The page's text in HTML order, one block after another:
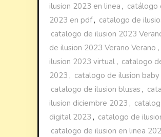
ilusion 2023 en linea , catálogo
2023 en pdf, catalogo de
catalogo de ilusion 2023
de ilusion 2023 Verano Verano ,
ilusion 2023 virtual , catalogo
2023 , catalogo de ilusion
catalogo de ilusion blusas ,
ilusion diciembre 2023 ,
digital 2023 , catalogo de
catalogo de ilusion en linea